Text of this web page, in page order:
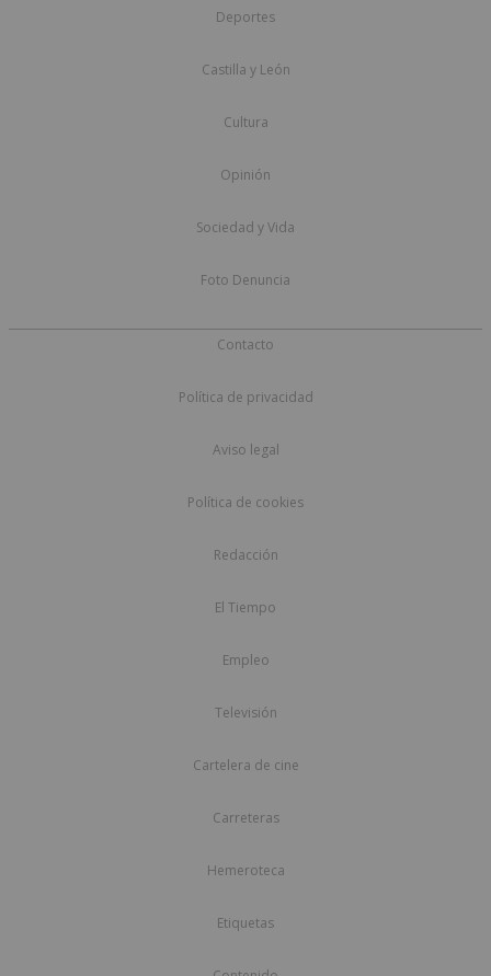
Deportes
Castilla y León
Cultura
Opinión
Sociedad y Vida
Foto Denuncia
Contacto
Política de privacidad
Aviso legal
Política de cookies
Redacción
El Tiempo
Empleo
Televisión
Cartelera de cine
Carreteras
Hemeroteca
Etiquetas